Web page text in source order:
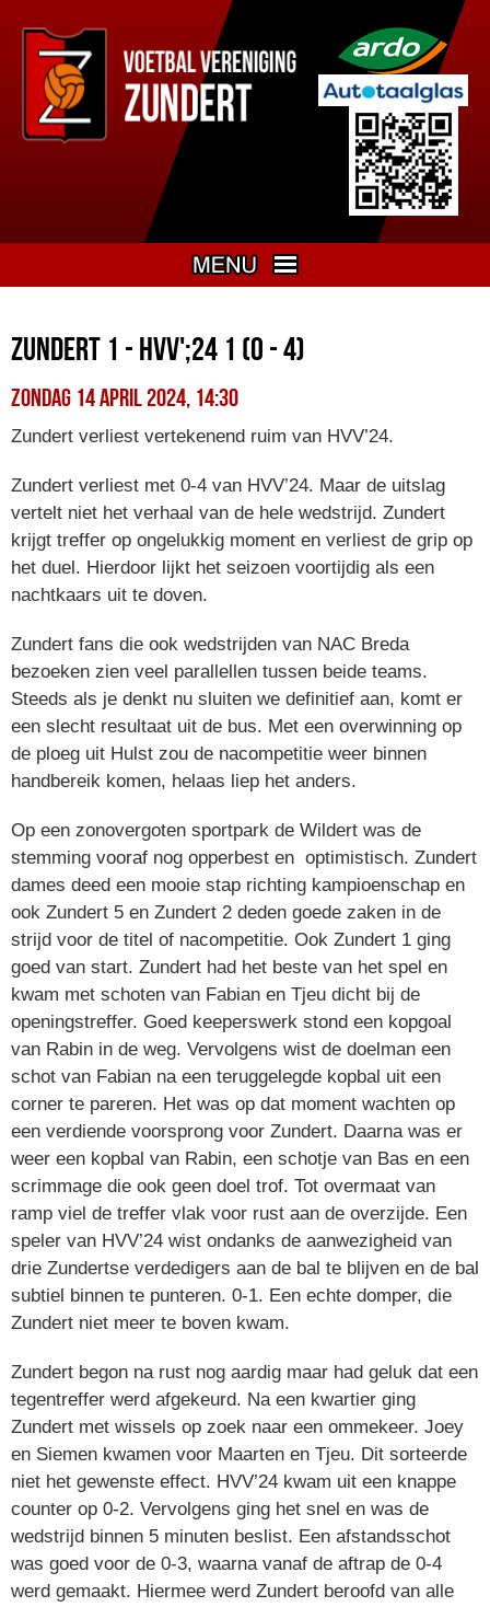
Zundert 1 - HVV';24 1 (0 - 4)
zondag 14 april 2024, 14:30
Zundert verliest vertekenend ruim van HVV’24.
Zundert verliest met 0-4 van HVV’24. Maar de uitslag
vertelt niet het verhaal van de hele wedstrijd. Zundert
krijgt treffer op ongelukkig moment en verliest de grip op
het duel. Hierdoor lijkt het seizoen voortijdig als een
nachtkaars uit te doven.
Zundert fans die ook wedstrijden van NAC Breda
bezoeken zien veel parallellen tussen beide teams.
Steeds als je denkt nu sluiten we definitief aan, komt er
een slecht resultaat uit de bus. Met een overwinning op
de ploeg uit Hulst zou de nacompetitie weer binnen
handbereik komen, helaas liep het anders.
Op een zonovergoten sportpark de Wildert was de
stemming vooraf nog opperbest en optimistisch. Zundert
dames deed een mooie stap richting kampioenschap en
ook Zundert 5 en Zundert 2 deden goede zaken in de
strijd voor de titel of nacompetitie. Ook Zundert 1 ging
goed van start. Zundert had het beste van het spel en
kwam met schoten van Fabian en Tjeu dicht bij de
openingstreffer. Goed keeperswerk stond een kopgoal
van Rabin in de weg. Vervolgens wist de doelman een
schot van Fabian na een teruggelegde kopbal uit een
corner te pareren. Het was op dat moment wachten op
een verdiende voorsprong voor Zundert. Daarna was er
weer een kopbal van Rabin, een schotje van Bas en een
scrimmage die ook geen doel trof. Tot overmaat van
ramp viel de treffer vlak voor rust aan de overzijde. Een
speler van HVV’24 wist ondanks de aanwezigheid van
drie Zundertse verdedigers aan de bal te blijven en de bal
subtiel binnen te punteren. 0-1. Een echte domper, die
Zundert niet meer te boven kwam.
Zundert begon na rust nog aardig maar had geluk dat een
tegentreffer werd afgekeurd. Na een kwartier ging
Zundert met wissels op zoek naar een ommekeer. Joey
en Siemen kwamen voor Maarten en Tjeu. Dit sorteerde
niet het gewenste effect. HVV’24 kwam uit een knappe
counter op 0-2. Vervolgens ging het snel en was de
wedstrijd binnen 5 minuten beslist. Een afstandsschot
was goed voor de 0-3, waarna vanaf de aftrap de 0-4
werd gemaakt. Hiermee werd Zundert beroofd van alle